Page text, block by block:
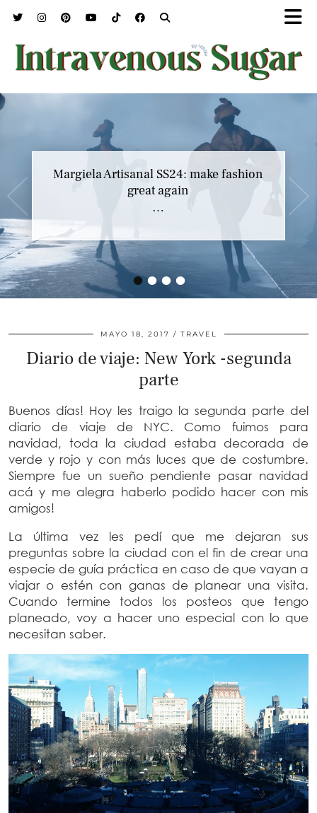
••••
Margiela Artisanal SS24: make fashion
great again
…
Marc Jacobs SS23 y el buscar confort en
nuestros héroes
…
MAYO 18, 2017 TRAVEL
Diario de viaje: New York -segunda
parte
Buenos días! Hoy les traigo la segunda parte del
diario de viaje de NYC. Como fuimos para
navidad, toda la ciudad estaba decorada de
verde y rojo y con más luces que de costumbre.
Siempre fue un sueño pendiente pasar navidad
acá y me alegra haberlo podido hacer con mis
amigos!
La última vez les pedí que me dejaran sus
preguntas sobre la ciudad con el fin de crear una
especie de guía práctica en caso de que vayan a
viajar o estén con ganas de planear una visita.
Cuando termine todos los posteos que tengo
planeado, voy a hacer uno especial con lo que
necesitan saber.